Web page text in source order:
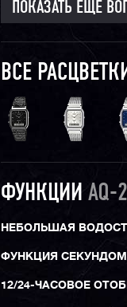
ПОКАЗАТЬ ЕЩЕ
ВСЕ
ФУНКЦИИ AQ-
НЕБОЛЬШАЯ
ФУНКЦИЯ
12/24-ЧАСОВОЕ